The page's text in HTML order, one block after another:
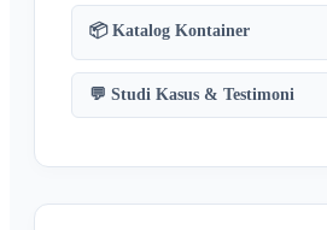
📦 Katalog Kontainer
💬 Studi Kasus & Testimoni